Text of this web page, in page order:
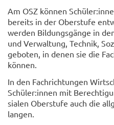
Am OSZ kön­nen
be­reits in der Ober­stu­fe
wer­den Bil­dungs­gän­ge in
und Ver­wal­tung, Tech­nik,
ge­bo­ten, in denen sie die
kön­nen.
In den Fach­rich­tun­gen
Schü­ler:innen mit
sia­len Ober­stufe auch die
lan­gen.